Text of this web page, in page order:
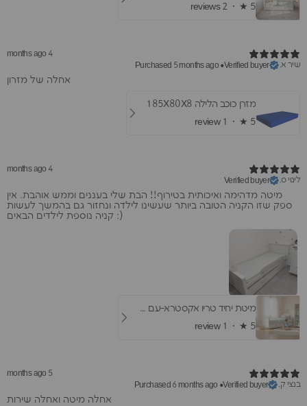
5
★ ·
2 reviews
4 months ago
שיר א.
Verified buyer
•
Purchased 5 months ago
אחלה של מזרון
מזרן כוכב הלילה 185X80X8
5
★ ·
1 review
4 months ago
לינוי ס.
Verified buyer
מיטה מדהימה ואיכותית בטירוף!! הבת שלי בעננים וממש אוהבת. אין
ספק שזו הקניה הטובה ביותר שעשינו לילדה ונחזור גם בהמשך לעשות
קניה נוספת לילדים הבאים :)
מיטת יחיד טריו אקסטרא-עם מיטת חבר ומגירות
5
★ ·
1 review
5 months ago
בנצי ק.
Verified buyer
•
Purchased 6 months ago
​אחלה מיטה ואחלה שירות